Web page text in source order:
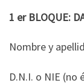
1 er BLOQUE:
Nombre y
D.N.I. o NIE